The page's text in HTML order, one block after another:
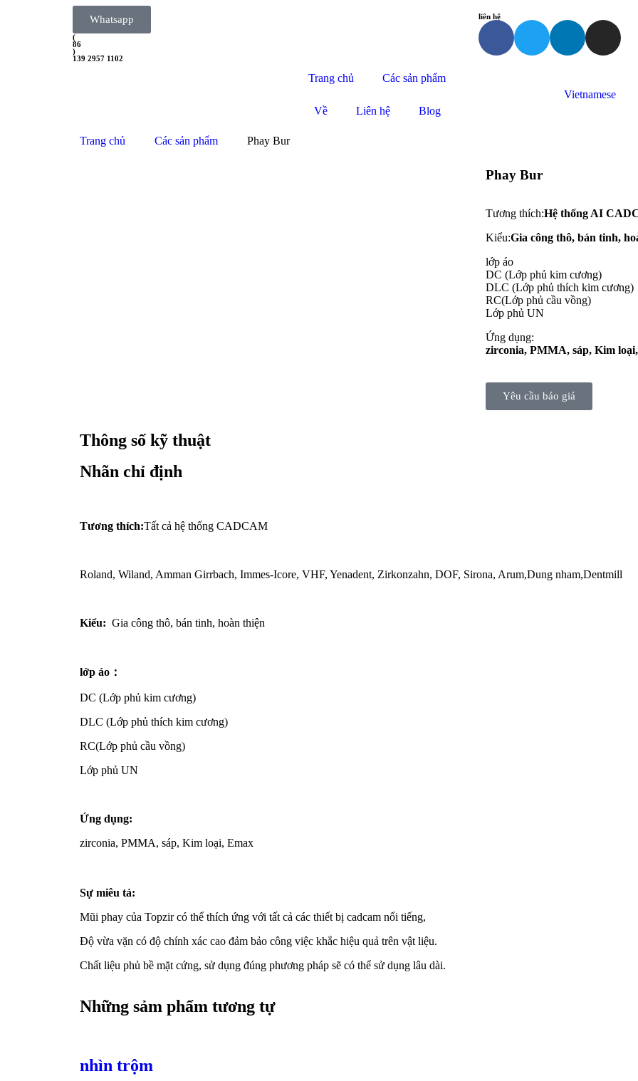
Whatsapp
(
86
)
139 2957 1102
liên hệ
Trang chủ Các sản phẩm
Về Liên hệ Blog
Vietnamese
Trang chủ Các sản phẩm Phay Bur
Phay Bur
Tương thích:Hệ thống AI
Kiểu:Gia công thô, bán tinh,
lớp áo
DC (Lớp phủ kim cương)
DLC (Lớp phủ thích kim cương)
RC(Lớp phủ cầu vồng)
Lớp phủ UN
Ứng dụng:
zirconia, PMMA, sáp, Kim
Yêu cầu báo giá
Thông số kỹ thuật
Nhãn chỉ định
Tương thích:Tất cả hệ thống CADCAM
Roland, Wiland, Amman Girrbach, Immes-Icore, VHF, Yenadent, Zirkonzahn, DOF, Sirona, Arum,Dung nham,Dentmill
Kiểu: Gia công thô, bán tinh, hoàn thiện
lớp áo ：
DC (Lớp phủ kim cương)
DLC (Lớp phủ thích kim cương)
RC(Lớp phủ cầu vồng)
Lớp phủ UN
Ứng dụng:
zirconia, PMMA, sáp, Kim loại, Emax
Sự miêu tả:
Mũi phay của Topzir có thể thích ứng với tất cả các thiết bị cadcam nổi tiếng,
Độ vừa vặn có độ chính xác cao đảm bảo công việc khắc hiệu quả trên vật liệu.
Chất liệu phủ bề mặt cứng, sử dụng đúng phương pháp sẽ có thể sử dụng lâu dài.
Những sảm phẩm tương tự
nhìn trộm